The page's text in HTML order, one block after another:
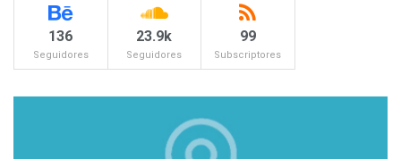
136
Seguidores
23.9k
Seguidores
99
Subscriptores